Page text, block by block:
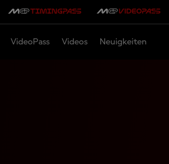
VideoPass Videos Neuigkeiten